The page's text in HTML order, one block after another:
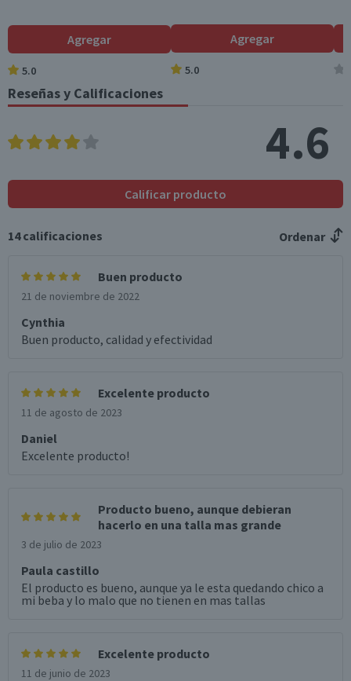
Variedad
Cofort Sec
Modelo
Talla
Agregar
5.0
Agregar
5.0
Reseñas y Calificaciones
4.6
Calificar producto
14 calificaciones Ordenar
Buen producto
21 de noviembre de 2022
Cynthia
Buen producto, calidad y efectividad
Excelente producto
11 de agosto de 2023
Daniel
Excelente producto!
Producto bueno, aunque debieran
hacerlo en una talla mas grande
3 de julio de 2023
Paula castillo
El producto es bueno, aunque ya le esta quedando chico a
mi beba y lo malo que no tienen en mas tallas
Excelente producto
11 de junio de 2023